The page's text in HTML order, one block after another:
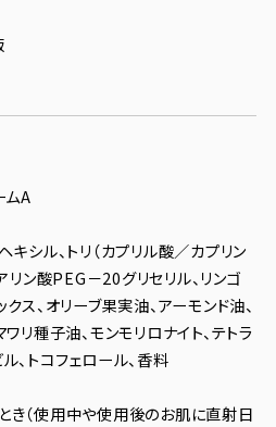
ムA
シル、トリ（カプリル酸／カプリン
リン酸PEG－20グリセリル、リンゴ
ス、オリーブ果実油、アーモンド油、
リ種子油、モンモリロナイト、テトラ
、トコフェロール、香料
（使用中や使用後のお肌に直射日